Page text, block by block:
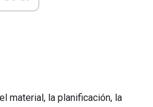
material, la planificación, la